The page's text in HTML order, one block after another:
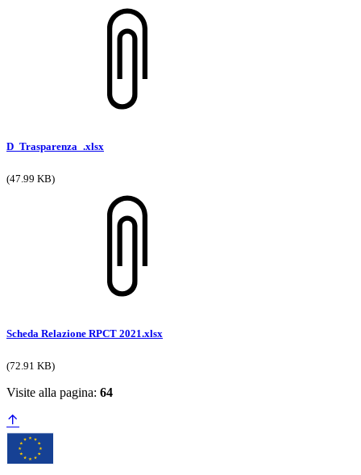
D_Trasparenza_.xlsx
(47.99 KB)
Scheda Relazione RPCT 2021.xlsx
(72.91 KB)
Visite alla pagina: 64